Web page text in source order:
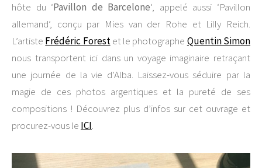
hôte du ‘Pavillon de Barcelone‘, appelé aussi ‘Pavillon
allemand’, conçu par Mies van der Rohe et Lilly Reich.
L’artiste Frédéric Forest et le photographe Quentin Simon
nous transportent ici dans un voyage imaginaire retraçant
une journée de la vie d’Alba. Laissez-vous séduire par la
magie de ces photos argentiques et la pureté de ses
compositions ! Découvrez plus d’infos sur cet ouvrage et
procurez-vous le ICI.